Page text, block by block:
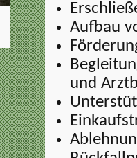
Aufbau
und